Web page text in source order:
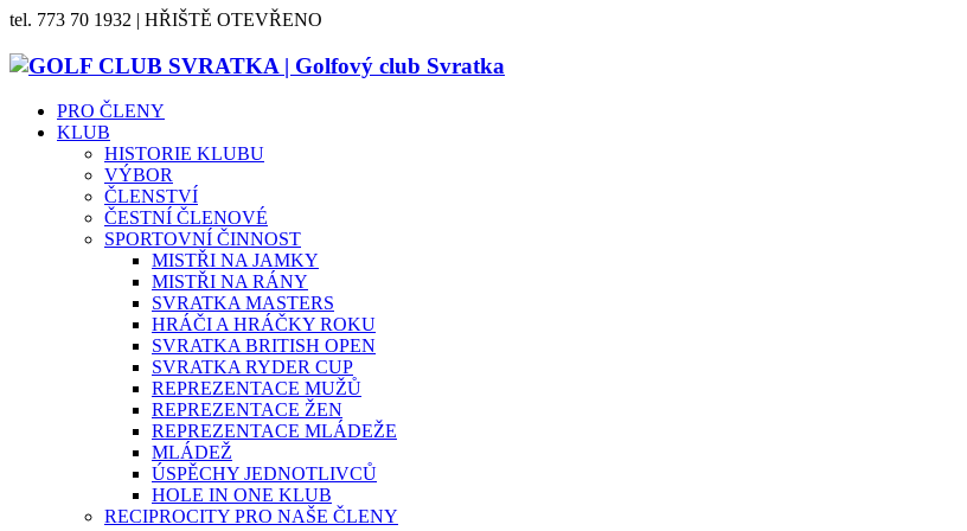
tel. 773 70 1932 | HŘIŠTĚ OTEVŘENO
PRO ČLENY
KLUB
HISTORIE KLUBU
VÝBOR
ČLENSTVÍ
ČESTNÍ ČLENOVÉ
SPORTOVNÍ ČINNOST
MISTŘI NA JAMKY
MISTŘI NA RÁNY
SVRATKA MASTERS
HRÁČI A HRÁČKY ROKU
SVRATKA BRITISH OPEN
SVRATKA RYDER CUP
REPREZENTACE MUŽŮ
REPREZENTACE ŽEN
REPREZENTACE MLÁDEŽE
MLÁDEŽ
ÚSPĚCHY JEDNOTLIVCŮ
HOLE IN ONE KLUB
RECIPROCITY PRO NAŠE ČLENY